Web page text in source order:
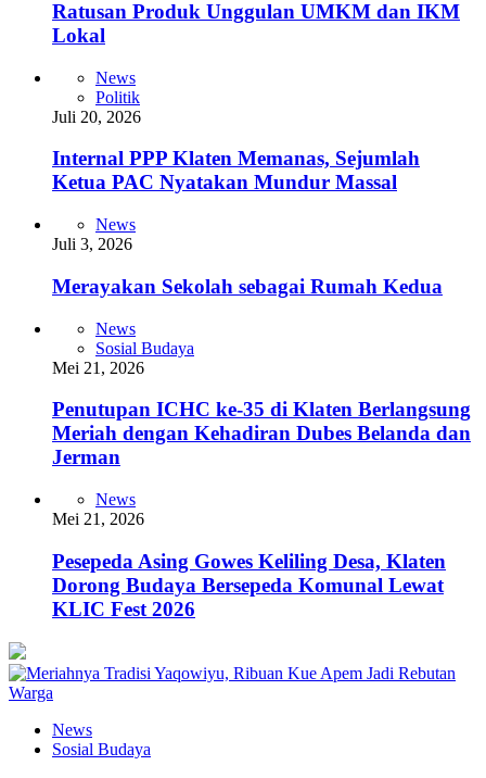
Ratusan Produk Unggulan UMKM dan IKM
Lokal
News
Politik
Juli 20, 2026
Internal PPP Klaten Memanas, Sejumlah
Ketua PAC Nyatakan Mundur Massal
News
Juli 3, 2026
Merayakan Sekolah sebagai Rumah Kedua
News
Sosial Budaya
Mei 21, 2026
Penutupan ICHC ke-35 di Klaten Berlangsung
Meriah dengan Kehadiran Dubes Belanda dan
Jerman
News
Mei 21, 2026
Pesepeda Asing Gowes Keliling Desa, Klaten
Dorong Budaya Bersepeda Komunal Lewat
KLIC Fest 2026
News
Sosial Budaya